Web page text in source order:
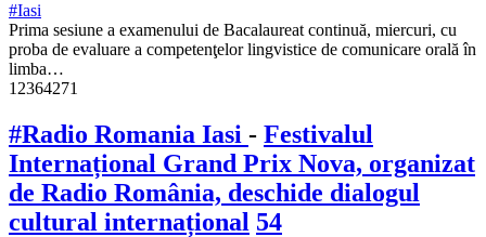
#Iasi
Prima sesiune a examenului de Bacalaureat continuă, miercuri, cu
proba de evaluare a competenţelor lingvistice de comunicare orală în
limba…
12364271
#Radio Romania Iasi - Festivalul
Internațional Grand Prix Nova, organizat
de Radio România, deschide dialogul
cultural internațional 54